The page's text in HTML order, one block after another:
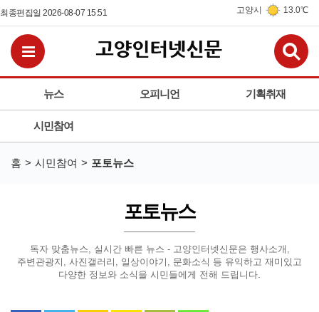
최종편집일 2026-08-07 15:51 고양시 13.0℃
뉴스 오피니언 기획취재
시민참여
전체메뉴보기
홈 시민참여 포토뉴스
포토뉴스
독자 맞춤뉴스, 실시간 빠른 뉴스 - 고양인터넷신문은 행사소개,
주변관광지, 사진갤러리, 일상이야기, 문화소식 등 유익하고 재미있고
다양한 정보와 소식을 시민들에게 전해 드립니다.